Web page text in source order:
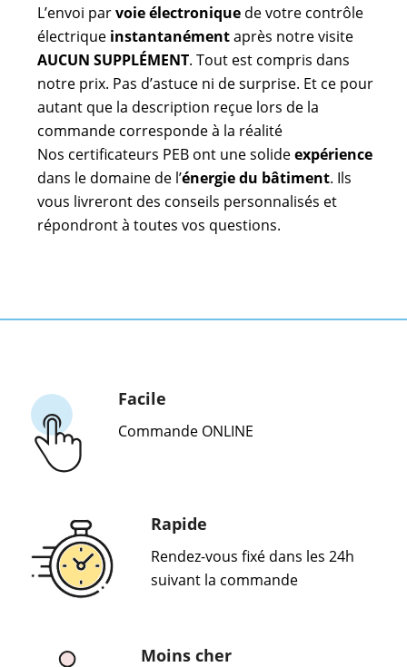
L’envoi parvoie électroniquede votre contrôle
électrique instantanémentaprès notre visite
AUCUN SUPPLÉMENT. Tout est compris dans
notre prix. Pas d’astuce ni de surprise. Et ce pour
autant que la description reçue lors de la
commande corresponde à la réalité
Nos certificateurs PEB ont une solideexpérience
dans le domaine de l’énergie du bâtiment. Ils
vous livreront des conseils personnalisés et
répondront à toutes vos questions.
Facile
Commande ONLINE
Rapide
Rendez-vous fixé dans les 24h
suivant la commande
Moins cher